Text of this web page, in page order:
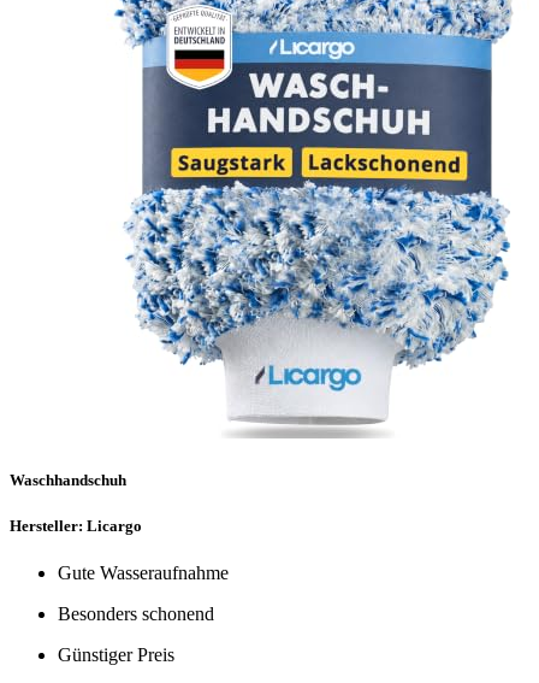
Waschhandschuh
Hersteller: Licargo
Gute Wasseraufnahme
Besonders schonend
Günstiger Preis